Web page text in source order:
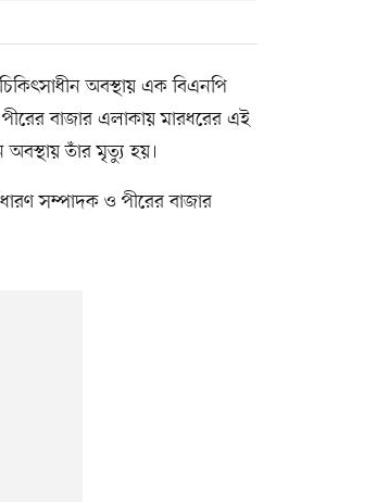
অবস্থায় এক বিএন‌পি
বাজার এলাকায় মারধরের এই
তাঁর মৃত্যু হয়।
সম্পাদক ও পীরের বাজার